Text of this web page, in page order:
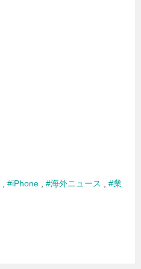
#iPhone #海外ニュース
#業